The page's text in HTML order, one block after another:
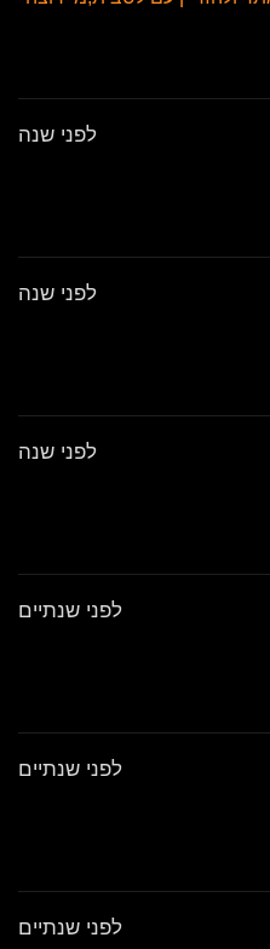
לפני שנה
לפני שנה
לפני שנה
לפני שנתיים
לפני שנתיים
לפני שנתיים